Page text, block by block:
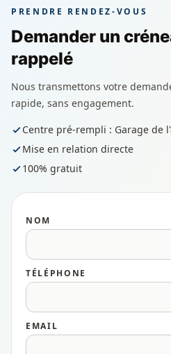
PRENDRE RENDEZ-VOUS
Demander un
rappelé
Nous transmettons votre
rapide, sans engagement.
Centre pré-rempli : Garage de
Mise en relation directe
100% gratuit
NOM
TÉLÉPHONE
EMAIL